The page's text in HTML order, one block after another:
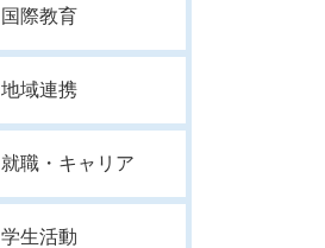
国際教育
地域連携
就職・キャリア
学生活動